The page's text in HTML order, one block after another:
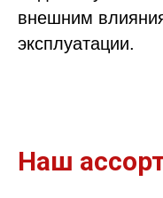
внешним
эксплуатации.
Наш